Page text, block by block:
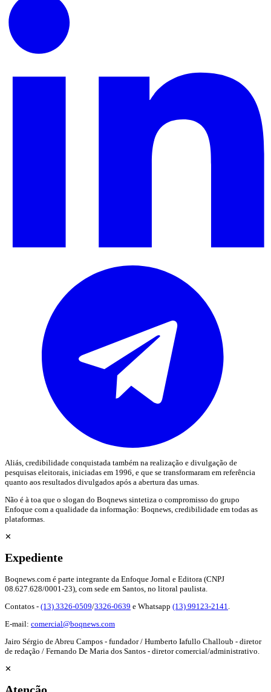
Aliás, credibilidade conquistada também na realização e divulgação de
pesquisas eleitorais, iniciadas em 1996, e que se transformaram em referência
quanto aos resultados divulgados após a abertura das urnas.
Não é à toa que o slogan do Boqnews sintetiza o compromisso do grupo
Enfoque com a qualidade da informação: Boqnews, credibilidade em todas as
plataformas.
✕
Expediente
Boqnews.com é parte integrante da Enfoque Jornal e Editora (CNPJ
08.627.628/0001-23), com sede em Santos, no litoral paulista.
Contatos - (13) 3326-0509/3326-0639 e Whatsapp (13) 99123-2141
E-mail: comercial@boqnews.com
Jairo Sérgio de Abreu Campos - fundador / Humberto Iafullo Challoub - diretor
de redação / Fernando De Maria dos Santos - diretor comercial/administrativo.
✕